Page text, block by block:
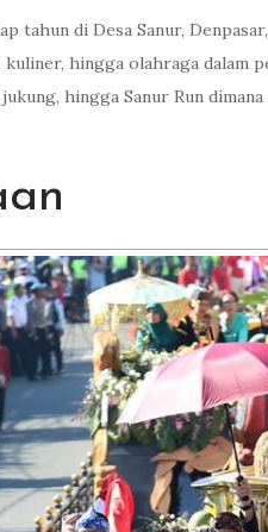
tahun di Desa Sanur,
hingga olahraga dalam
hingga Sanur Run